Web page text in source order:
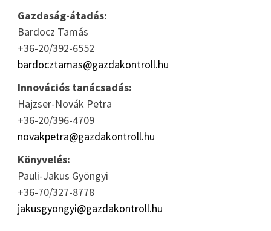
Gazdaság-átadás:
Bardocz Tamás
+36-20/392-6552
bardocztamas@gazdakontroll.hu
Innovációs tanácsadás:
Hajzser-Novák Petra
+36-20/396-4709
novakpetra@gazdakontroll.hu
Könyvelés:
Pauli-Jakus Gyöngyi
+36-70/327-8778
jakusgyongyi@gazdakontroll.hu